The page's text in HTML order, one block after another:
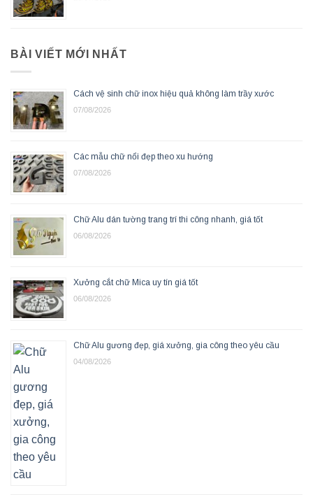
BÀI VIẾT MỚI NHẤT
Cách vệ sinh chữ inox hiệu quả không làm trầy xước
07/08/2026
Các mẫu chữ nổi đẹp theo xu hướng
07/08/2026
Chữ Alu dán tường trang trí thi công nhanh, giá tốt
06/08/2026
Xưởng cắt chữ Mica uy tín giá tốt
06/08/2026
Chữ Alu gương đẹp, giá xưởng, gia công theo yêu cầu
04/08/2026